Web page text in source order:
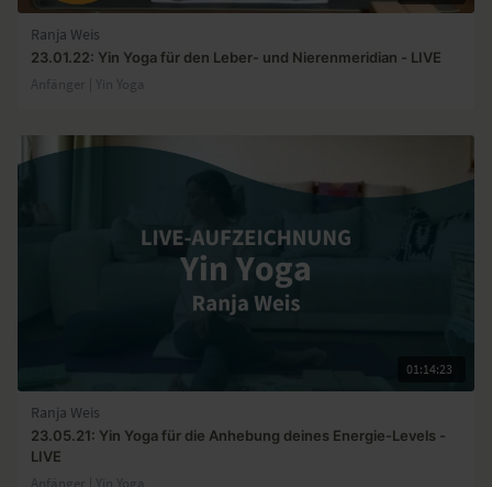
Ranja Weis
23.01.22: Yin Yoga für den Leber- und Nierenmeridian - LIVE
Anfänger | Yin Yoga
01:14:23
Ranja Weis
23.05.21: Yin Yoga für die Anhebung deines Energie-Levels -
LIVE
Anfänger | Yin Yoga